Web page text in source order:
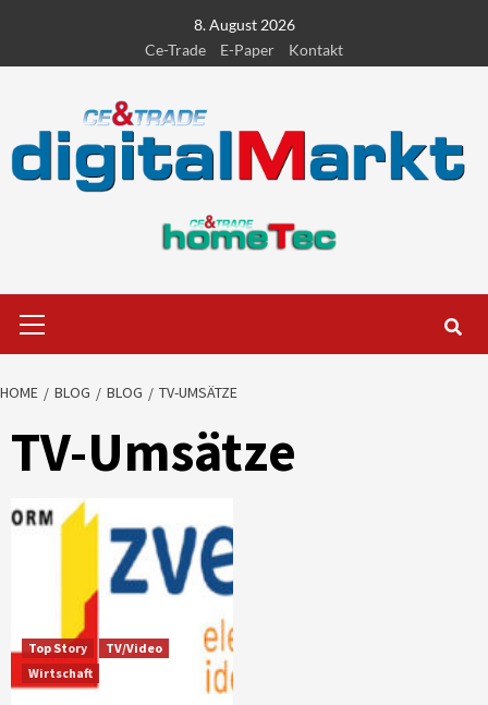
content
8. August 2026
Ce-Trade
E-Paper Kontakt
Menu
HOME BLOG BLOG TV-UMSÄTZE
TV-Umsätze
Top Story
TV/Video
Wirtschaft